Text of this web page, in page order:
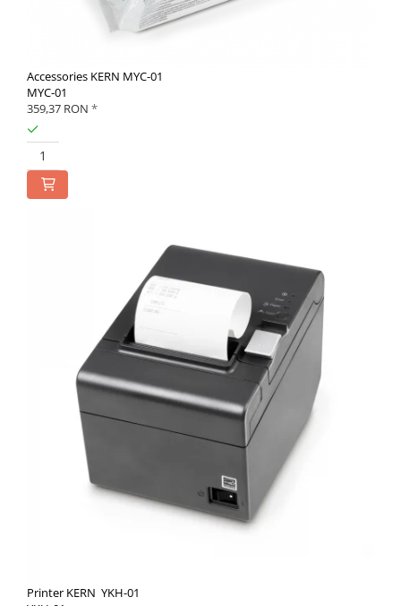
Accessories KERN MYC-01
MYC-01
359,37 RON *
Printer KERN YKH-01